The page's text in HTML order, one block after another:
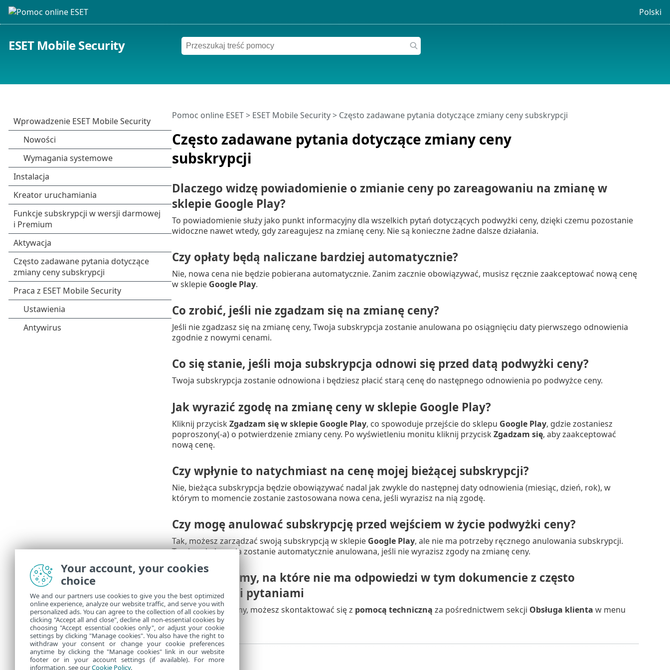
Polski
ESET Mobile Security
Często zadawane pytania dotyczące zmiany ceny
subskrypcji
Pomoc online ESET> ESET Mobile Security> Często zadawane pytania dotyczące zmiany ceny subskrypcji
Dlaczego widzę powiadomienie o zmianie ceny po zareagowaniu na zmianę w
sklepie Google Play?
To powiadomienie służy jako punkt informacyjny dla wszelkich pytań dotyczących podwyżki ceny, dzięki czemu pozostanie
widoczne nawet wtedy, gdy zareagujesz na zmianę ceny. Nie są konieczne żadne dalsze działania.
Czy opłaty będą naliczane bardziej automatycznie?
Nie, nowa cena nie będzie pobierana automatycznie. Zanim zacznie obowiązywać, musisz ręcznie zaakceptować nową cenę
w sklepie Google Play.
Co zrobić, jeśli nie zgadzam się na zmianę ceny?
Jeśli nie zgadzasz się na zmianę ceny, Twoja subskrypcja zostanie anulowana po osiągnięciu daty pierwszego odnowienia
zgodnie z nowymi cenami.
Co się stanie, jeśli moja subskrypcja odnowi się przed datą podwyżki ceny?
Twoja subskrypcja zostanie odnowiona i będziesz płacić starą cenę do następnego odnowienia po podwyżce ceny.
Jak wyrazić zgodę na zmianę ceny w sklepie Google Play?
Kliknij przycisk Zgadzam się w sklepie Google Play, co spowoduje przejście do sklepu Google Play, gdzie zostaniesz
poproszony(-a) o potwierdzenie zmiany ceny. Po wyświetleniu monitu kliknij przycisk Zgadzam się, aby zaakceptować
nową cenę.
Czy wpłynie to natychmiast na cenę mojej bieżącej subskrypcji?
Nie, bieżąca subskrypcja będzie obowiązywać nadal jak zwykle do następnej daty odnowienia (miesiąc, dzień, rok), w
którym to momencie zostanie zastosowana nowa cena, jeśli wyrazisz na nią zgodę.
Czy mogę anulować subskrypcję przed wejściem w życie podwyżki ceny?
Tak, możesz zarządzać swoją subskrypcją w sklepie Google Play, ale nie ma potrzeby ręcznego anulowania subskrypcji.
Twoja subskrypcja zostanie automatycznie anulowana, jeśli nie wyrazisz zgody na zmianę ceny.
Mam problemy, na które nie ma odpowiedzi w tym dokumencie z często
zadawanymi pytaniami
Jeśli masz problemy, możesz skontaktować się z pomocą techniczną za pośrednictwem sekcji Obsługa klienta w menu
głównym.
Your account, your cookies
choice
We and our partners use cookies to give you the best optimized
online experience, analyze our website traffic, and serve you with
personalized ads. You can agree to the collection of all cookies by
clicking "Accept all and close", decline all non-essential cookies by
choosing "Accept essential cookies only", or adjust your cookie
settings by clicking "Manage cookies". You also have the right to
withdraw your consent or change your cookie preferences
anytime by clicking the "Manage cookies" link in our website
footer or in your account settings (if available). For more
information, see ourCookie Policy.